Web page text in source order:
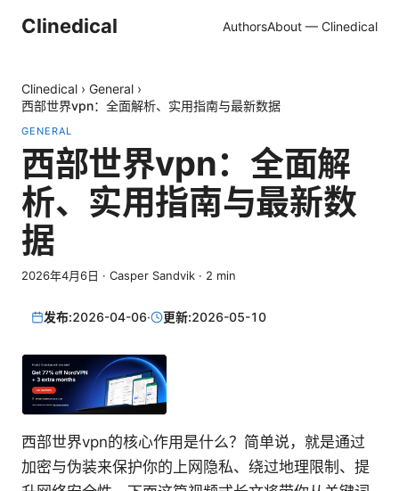
Clinedical AuthorsAbout — Clinedical
Clinedical › General ›
西部世界vpn：全面解析、实用指南与最新数据
GENERAL
西部世界vpn：全面解
析、实用指南与最新数
据
2026年4月6日 · Casper Sandvik · 2 min
发布:2026-04-06· 更新:2026-05-10
西部世界vpn的核心作用是什么？简单说，就是通过
加密与伪装来保护你的上网隐私、绕过地理限制、提